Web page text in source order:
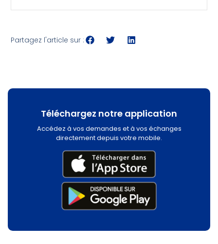
Partagez l'article sur :
Téléchargez notre application
Accédez à vos demandes et à vos échanges
directement depuis votre mobile.